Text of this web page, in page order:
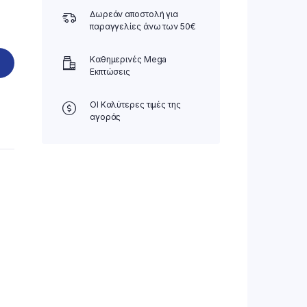
Δωρεάν αποστολή για
παραγγελίες άνω των 50€
Καθημερινές Mega
Εκπτώσεις
ΟΙ Καλύτερες τιμές της
αγοράς